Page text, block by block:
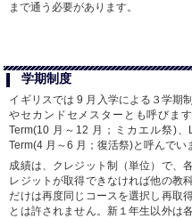
まで通う必要があります。
学期制度
イギリスでは 9 月入学による３学期
やセカンドセメスターとも呼びま
Term(10 月～12 月；ミカエル祭)
Term(4 月～6 月；復活祭)と呼んでい
成績は、クレジット制（単位）で、
レジットが取得できなければ他の教
だけは再度同じコースを選択し再取
とは許されません。新１年生以外は